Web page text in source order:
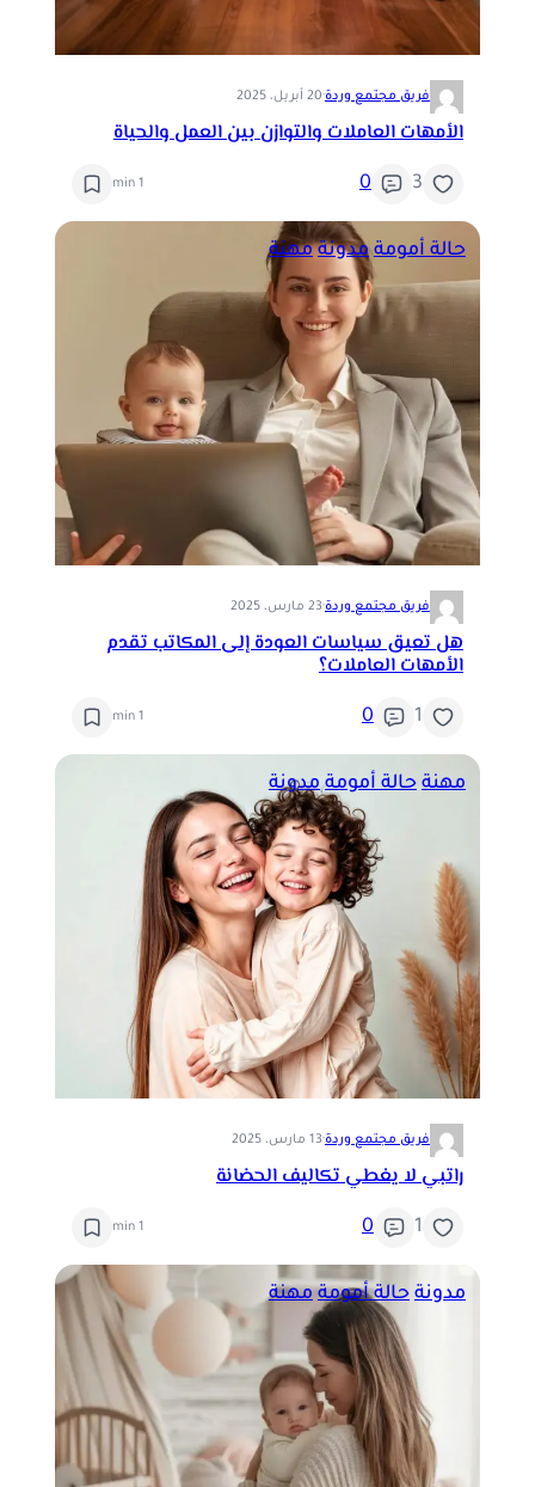
فريق مجتمع وردة·20 أبريل، 2025
الأمهات العاملات والتوازن بين العمل والحياة
3
0
1 min
حالة أمومة مدونة مهنة
فريق مجتمع وردة·23 مارس، 2025
هل تعيق سياسات العودة إلى المكاتب تقدم
الأمهات العاملات؟
1
0
1 min
مهنة حالة أمومة مدونة
فريق مجتمع وردة·13 مارس، 2025
راتبي لا يغطي تكاليف الحضانة
1
0
1 min
مدونة حالة أمومة مهنة